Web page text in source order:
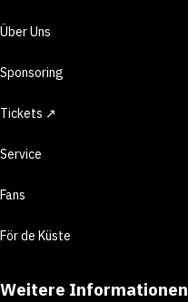
Über Uns
Sponsoring
Tickets ↗
Service
Fans
För de Küste
Weitere Informationen